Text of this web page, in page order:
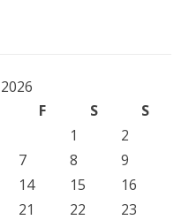
F S
S
1
2
7 8
9
14 15
16
21 22
23